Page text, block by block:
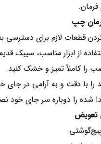
فرمان.
چپ
قطعات لازم برای
از ابزار مناسب، سیبک
را کاملاً تمیز و خشک کنید.
با دقت و به آرامی در جای
شده را دوباره سر جای خود
تعویض
پیچ‌گوشتی.